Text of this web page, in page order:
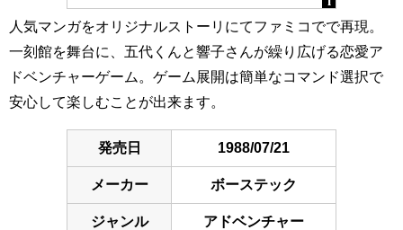
人気マンガをオリジナルストーリにてファミコでで再現。
一刻館を舞台に、五代くんと響子さんが繰り広げる恋愛ア
ドベンチャーゲーム。ゲーム展開は簡単なコマンド選択で
安心して楽しむことが出来ます。
発売日 1988/07/21
メーカー ボーステック
ジャンル アドベンチャー